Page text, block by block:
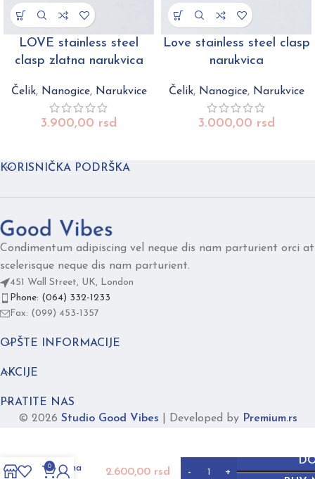
LOVE stainless steel
clasp zlatna narukvica
Čelik, Nanogice, Narukvice
3.900,00 rsd
Love stainless steel clasp
narukvica
Čelik, Nanogice, Narukvice
3.000,00 rsd
KORISNIČKA PODRŠKA
Condimentum adipiscing vel neque dis nam parturient orci at
scelerisque neque dis nam parturient.
451 Wall Street, UK, London
Phone: (064) 332-1233
Fax: (099) 453-1357
OPŠTE INFORMACIJE
AKCIJE
PRATITE NAS
© 2026 Studio Good Vibes Developed by Premium.rs
detelina
2.600,00 rsd
0